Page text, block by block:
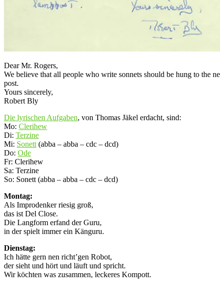
Dear Mr. Rogers,
We believe that all people who write sonnets should be hung to the
post.
Yours sincerely,
Robert Bly
Die lyrischen Aufgaben, von Thomas Jäkel erdacht, sind:
Mo: Clerihew
Di: Terzine
Mi: Sonett (abba – abba – cdc – dcd)
Do: Ode
Fr: Clerihew
Sa: Terzine
So: Sonett (abba – abba – cdc – dcd)
Montag:
Als Improdenker riesig groß,
das ist Del Close.
Die Langform erfand der Guru,
in der spielt immer ein Känguru.
Dienstag:
Ich hätte gern nen richt’gen Robot,
der sieht und hört und läuft und spricht.
Wir köchten was zusammen, leckeres Kompott.